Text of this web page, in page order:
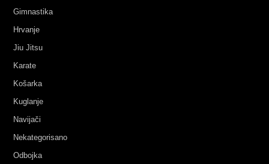
Gimnastika
Hrvanje
Jiu Jitsu
Karate
Košarka
Kuglanje
Navijači
Nekategorisano
Odbojka